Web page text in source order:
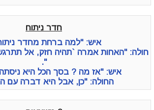
חדר ניתוח
איש: "למה ברחת מחדר
חולה: "האחות אמרה `תהיה חזק, אל
".
איש: "אז מה ? בסך הכל היא
החולה: "כן, אבל היא דברה עם